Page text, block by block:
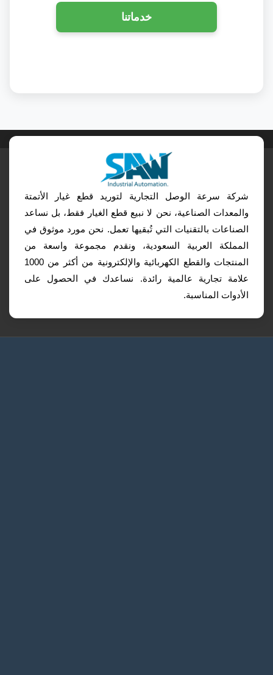
خدماتنا
شركة سرعة الوصل التجارية لتوريد قطع غيار الأتمتة
والمعدات الصناعية، نحن لا نبيع قطع الغيار فقط، بل نساعد
الصناعات بالتقنيات التي تُبقيها تعمل. نحن مورد موثوق في
المملكة العربية السعودية، ونقدم مجموعة واسعة من
المنتجات والقطع الكهربائية والإلكترونية من أكثر من 1000
علامة تجارية عالمية رائدة. نساعدك في الحصول على
الأدوات المناسبة.